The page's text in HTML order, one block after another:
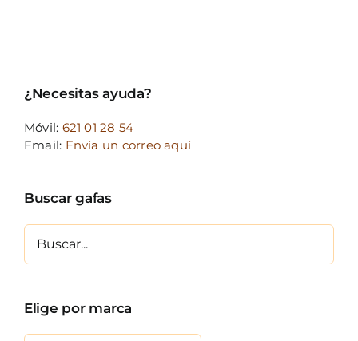
¿Necesitas ayuda?
Móvil: 621 01 28 54
Email: Envía un correo aquí
Buscar gafas
Elige por marca